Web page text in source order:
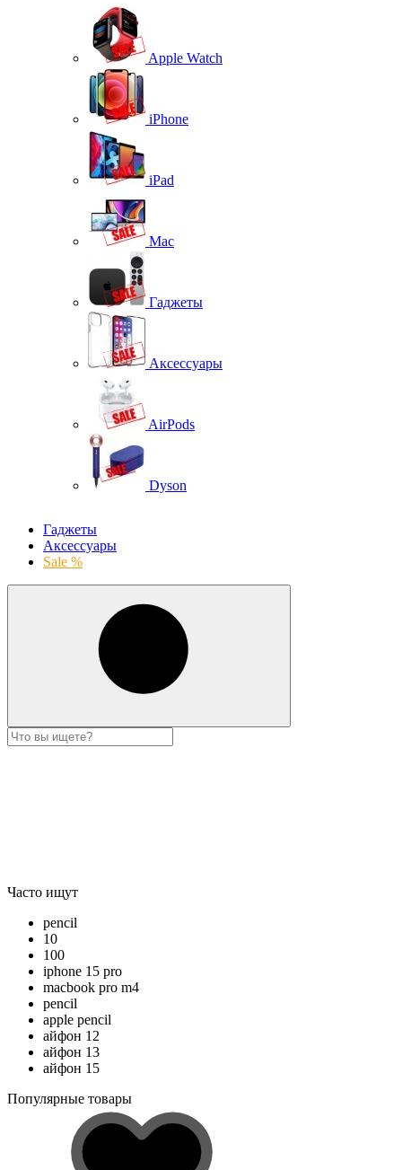
Apple Watch
iPhone
iPad
Mac
Гаджеты
Аксессуары
AirPods
Dyson
Гаджеты
Аксессуары
Sale %
Часто ищут
pencil
10
100
iphone 15 pro
macbook pro m4
pencil
apple pencil
айфон 12
айфон 13
айфон 15
Популярные товары